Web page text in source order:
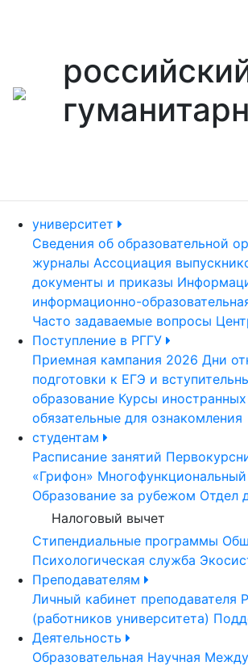
университет
Сведения об образовательной
журналы Ассоциация
документы и приказы
информационно-
Часто задаваемые вопросы
Поступление в РГГУ
Приемная кампания 2026 Дни
подготовки к ЕГЭ и
образование Курсы
обязательные для ознакомления
студентам
Расписание занятий
«Грифон»
Образование за рубежом Отдел
Налоговый вычет
Стипендиальные программы
Психологическая служба
Преподавателям
Личный кабинет преподавателя
(работников университета)
Деятельность
Образовательная Научная